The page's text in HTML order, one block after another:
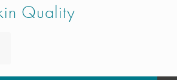
Quality